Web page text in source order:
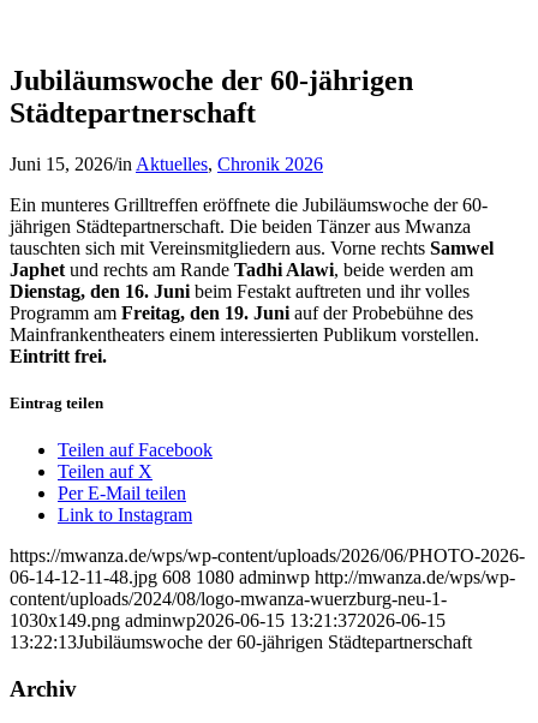
Jubiläumswoche der 60-jährigen
Städtepartnerschaft
Juni 15, 2026/in Aktuelles, Chronik 2026
Ein munteres Grilltreffen eröffnete die Jubiläumswoche der 60-
jährigen Städtepartnerschaft. Die beiden Tänzer aus Mwanza
tauschten sich mit Vereinsmitgliedern aus. Vorne rechts Samwel
Japhet und rechts am Rande Tadhi Alawi, beide werden am
Dienstag, den 16. Juni beim Festakt auftreten und ihr volles
Programm am Freitag, den 19. Juni auf der Probebühne des
Mainfrankentheaters einem interessierten Publikum vorstellen.
Eintritt frei.
Eintrag teilen
Teilen auf Facebook
Teilen auf X
Per E-Mail teilen
Link to Instagram
https://mwanza.de/wps/wp-content/uploads/2026/06/PHOTO-2026-
06-14-12-11-48.jpg 608 1080 adminwp http://mwanza.de/wps/wp-
content/uploads/2024/08/logo-mwanza-wuerzburg-neu-1-
1030x149.png adminwp2026-06-15 13:21:372026-06-15
13:22:13Jubiläumswoche der 60-jährigen Städtepartnerschaft
Archiv